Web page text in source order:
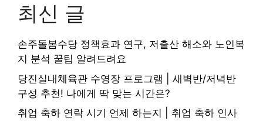
최신 글
손주돌봄수당 정책효과 연구, 저출산 해소와 노인복
지 분석 꿀팁 알려드려요
당진실내체육관 수영장 프로그램 | 새벽반/저녁반
구성 추천! 나에게 딱 맞는 시간은?
취업 축하 연락 시기 언제 하는지 | 취업 축하 인사